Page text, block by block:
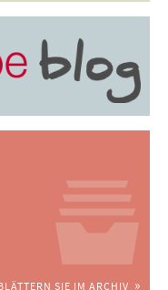
SIE IM ARCHIV